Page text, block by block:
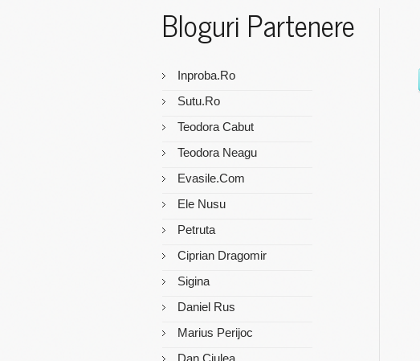
Bloguri Partenere
Inproba.ro
Sutu.ro
Teodora Cabut
Teodora Neagu
Evasile.com
Ele Nusu
Petruta
Ciprian Dragomir
Sigina
Daniel Rus
Marius Perijoc
Dan Ciulea